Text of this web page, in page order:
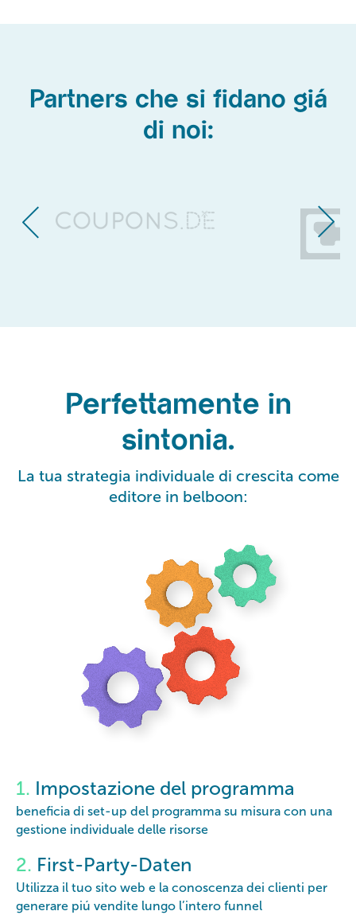
Partners che si fidano giá
di noi:
Perfettamente in
sintonia.
La tua strategia individuale di crescita come
editore in belboon:
1. Impostazione del programma
beneficia di set-up del programma su misura con una
gestione individuale delle risorse
2. First-Party-Daten
Utilizza il tuo sito web e la conoscenza dei clienti per
generare piú vendite lungo l’intero funnel